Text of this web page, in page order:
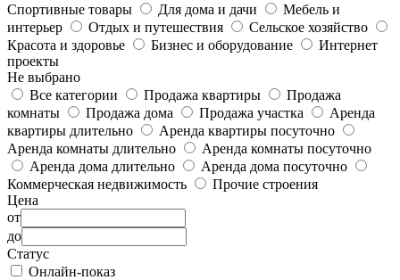
Спортивные товары
Для дома и дачи
Мебель и
интерьер
Отдых и путешествия
Сельское хозяйство
Красота и здоровье
Бизнес и оборудование
Интернет
проекты
Не выбрано
Все категории
Продажа квартиры
Продажа
комнаты
Продажа дома Продажа участка
Аренда
квартиры длительно
Аренда квартиры посуточно
Аренда комнаты длительно
Аренда комнаты посуточно
Аренда дома длительно
Аренда дома посуточно
Коммерческая недвижимость
Прочие строения
Цена
от
до
Статус
Онлайн-показ